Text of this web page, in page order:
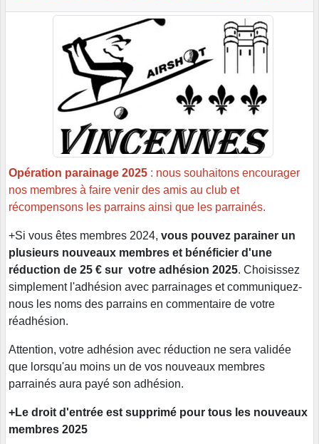
Opération parainage 2025 : nous souhaitons encourager
nos membres à faire venir des amis au club et
récompensons les parrains ainsi que les parrainés.
+Si vous êtes membres 2024, vous pouvez parainer un
plusieurs nouveaux membres et bénéficier d'une
réduction de 25 € sur votre adhésion 2025. Choisissez
simplement l'adhésion avec parrainages et communiquez-
nous les noms des parrains en commentaire de votre
réadhésion.
Attention, votre adhésion avec réduction ne sera validée
que lorsqu'au moins un de vos nouveaux membres
parrainés aura payé son adhésion.
+Le droit d'entrée est supprimé pour tous les nouveaux
membres 2025